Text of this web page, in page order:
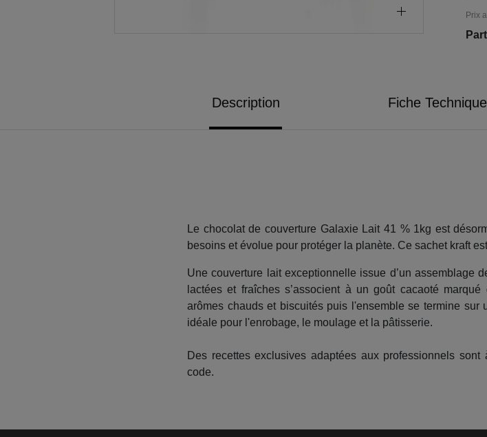
Prix
Description Fiche Technique
Le chocolat de couverture Galaxie Lait 41 % 1kg est
besoins et évolue pour protéger la planète. Ce sachet kraft
Une couverture lait exceptionnelle issue d’un assemblage
lactées et fraîches s’associent à un goût cacaoté
arômes chauds et biscuités puis l'ensemble se termine
idéale pour l'enrobage, le moulage et la pâtisserie.
Des recettes exclusives adaptées aux professionnels
code.